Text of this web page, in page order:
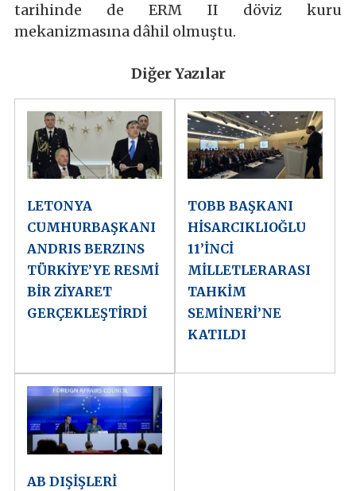
tarihinde de ERM II döviz kuru
mekanizmasına dâhil olmuştu.
Diğer Yazılar
LETONYA
CUMHURBAŞKANI
ANDRIS BERZINS
TÜRKİYE’YE RESMİ
BİR ZİYARET
GERÇEKLEŞTİRDİ
TOBB BAŞKANI
HİSARCIKLIOĞLU
11’İNCİ
MİLLETLERARASI
TAHKİM
SEMİNERİ’NE
KATILDI
AB DIŞİŞLERİ